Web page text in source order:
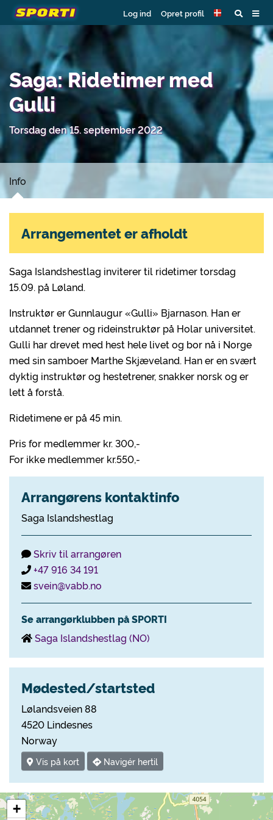
Log ind Opret profil
Saga: Ridetimer med
Gulli
Torsdag den 15. september 2022
Info
Saga Islandshestlag inviterer til ridetimer torsdag
15.09. på Løland.
Instruktør er Gunnlaugur «Gulli» Bjarnason. Han er
utdannet trener og rideinstruktør på Holar universitet.
Gulli har drevet med hest hele livet og bor nå i Norge
med sin samboer Marthe Skjæveland. Han er en svært
dyktig instruktør og hestetrener, snakker norsk og er
lett å forstå.
Ridetimene er på 45 min.
Pris for medlemmer kr. 300,-
For ikke medlemmer kr.550,-
Arrangørens kontaktinfo
Saga Islandshestlag
Skriv til arrangøren
+47 916 34 191
svein@vabb.no
Se arrangørklubben på SPORTI
Saga Islandshestlag (NO)
Mødested/startsted
Lølandsveien 88
4520 Lindesnes
Norway
Vis på kort Navigér hertil
Arrangementet er afholdt
+